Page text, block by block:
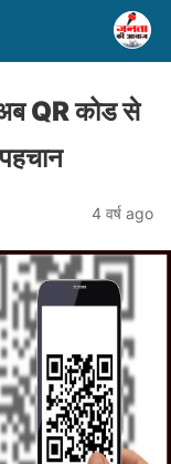
QR कोड से
4 वर्ष ago